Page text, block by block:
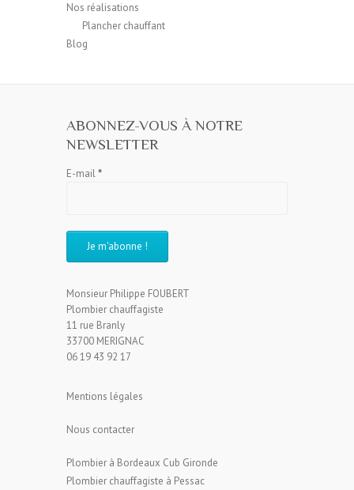
Nos réalisations
Plancher chauffant
Blog
ABONNEZ-VOUS À NOTRE
NEWSLETTER
E-mail*
Monsieur Philippe FOUBERT
Plombier chauffagiste
11 rue Branly
33700 MERIGNAC
06 19 43 92 17
Mentions légales
Nous contacter
Plombier à Bordeaux Cub Gironde
Plombier chauffagiste à Pessac